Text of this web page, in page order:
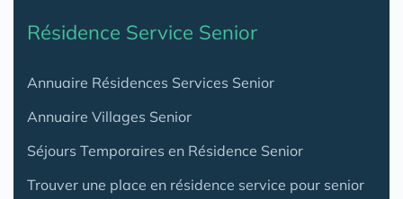
Résidence Service Senior
Annuaire Résidences Services Senior
Annuaire Villages Senior
Séjours Temporaires en Résidence Senior
Trouver une place en résidence service pour senior